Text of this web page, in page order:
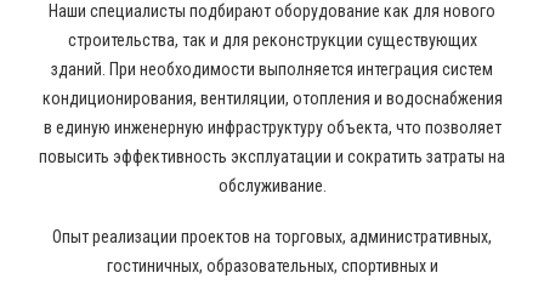
Наши специалисты подбирают оборудование как для нового
строительства, так и для реконструкции существующих
зданий. При необходимости выполняется интеграция систем
кондиционирования, вентиляции, отопления и водоснабжения
в единую инженерную инфраструктуру объекта, что позволяет
повысить эффективность эксплуатации и сократить затраты на
обслуживание.
Опыт реализации проектов на торговых, административных,
гостиничных, образовательных, спортивных и